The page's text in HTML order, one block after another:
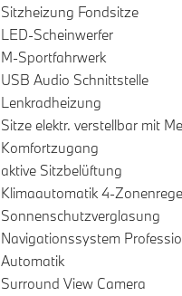
Sitzheizung Fondsitze
LED-Scheinwerfer
M-Sportfahrwerk
USB Audio Schnittstelle
Lenkradheizung
Sitze elektr. verstellbar mit
Komfortzugang
aktive Sitzbelüftung
Klimaautomatik 4-
Sonnenschutzverglasung
Navigationssystem
Automatik
Surround View Camera